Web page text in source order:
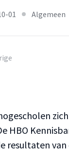
01
Algemeen
HBO
resultaten van